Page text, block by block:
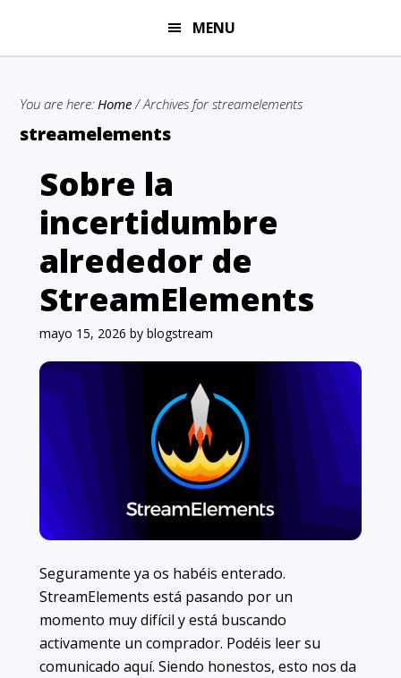
main
primary
MENU
You are here:Home /Archives for streamelements
streamelements
Sobre la
incertidumbre
alrededor de
StreamElements
mayo 15, 2026 byblogstream
Seguramente ya os habéis enterado.
StreamElements está pasando por un
momento muy difícil y está buscando
activamente un comprador. Podéis leer su
comunicado aquí. Siendo honestos, esto nos da